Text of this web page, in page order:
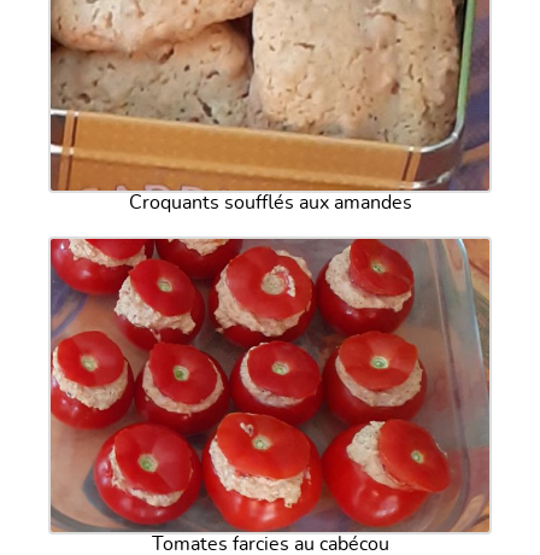
Croquants soufflés aux amandes
Tomates farcies au cabécou